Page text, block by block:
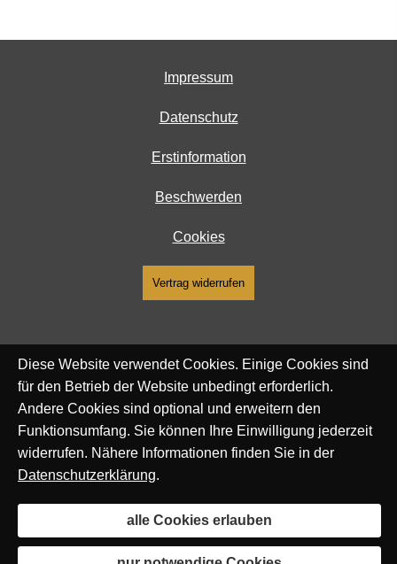
Impressum
Datenschutz
Erstinformation
Beschwerden
Cookies
Vertrag widerrufen
Diese Website verwendet Cookies. Einige Cookies sind
für den Betrieb der Website unbedingt erforderlich.
Andere Cookies sind optional und erweitern den
Funktionsumfang. Sie können Ihre Einwilligung jederzeit
widerrufen. Nähere Informationen finden Sie in der
Datenschutzerklärung.
alle Cookies erlauben